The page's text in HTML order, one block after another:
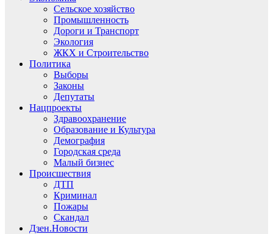
Сельское хозяйство
Промышленность
Дороги и Транспорт
Экология
ЖКХ и Строительство
Политика
Выборы
Законы
Депутаты
Нацпроекты
Здравоохранение
Образование и Культура
Демография
Городская среда
Малый бизнес
Происшествия
ДТП
Криминал
Пожары
Скандал
Дзен.Новости